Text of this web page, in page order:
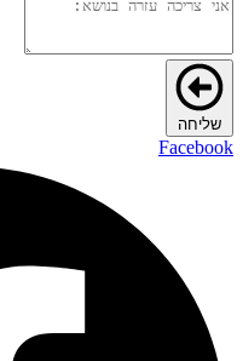
שליחה
Facebook